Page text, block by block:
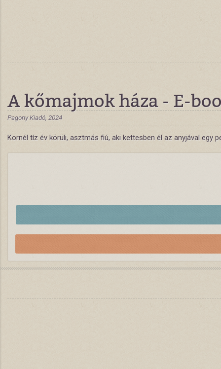
A kőmajmok háza - E-
Pagony Kiadó, 2024
Kornél tíz év körüli, asztmás fiú, aki kettesben él az anyjával egy